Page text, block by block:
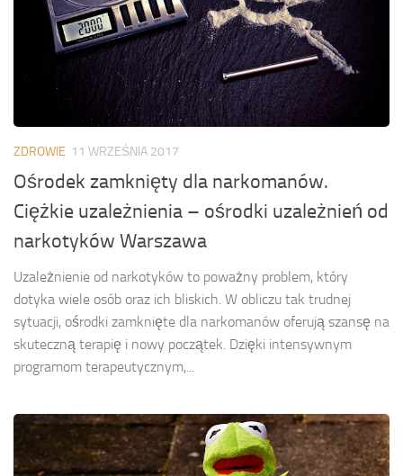
ZDROWIE 11 WRZEŚNIA 2017
Ośrodek zamknięty dla narkomanów.
Ciężkie uzależnienia – ośrodki uzależnień od
narkotyków Warszawa
Uzależnienie od narkotyków to poważny problem, który
dotyka wiele osób oraz ich bliskich. W obliczu tak trudnej
sytuacji, ośrodki zamknięte dla narkomanów oferują szansę na
skuteczną terapię i nowy początek. Dzięki intensywnym
programom terapeutycznym,...